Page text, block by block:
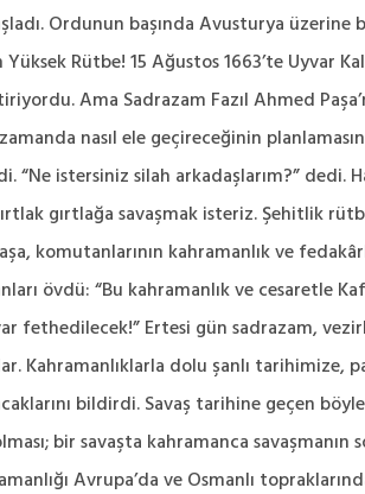
Ordunun başında Avusturya
Rütbe! 15 Ağustos 1663’te Uyvar
Ama Sadrazam Fazıl Ahmed
nasıl ele geçireceğinin
“Ne istersiniz silah arkadaşlarım?”
gırtlağa savaşmak isteriz. Şehitlik
komutanlarının kahramanlık ve
övdü: “Bu kahramanlık ve cesaretle
fethedilecek!” Ertesi gün sadrazam,
Kahramanlıklarla dolu şanlı tarihimize,
bildirdi. Savaş tarihine geçen
bir savaşta kahramanca
Avrupa’da ve Osmanlı